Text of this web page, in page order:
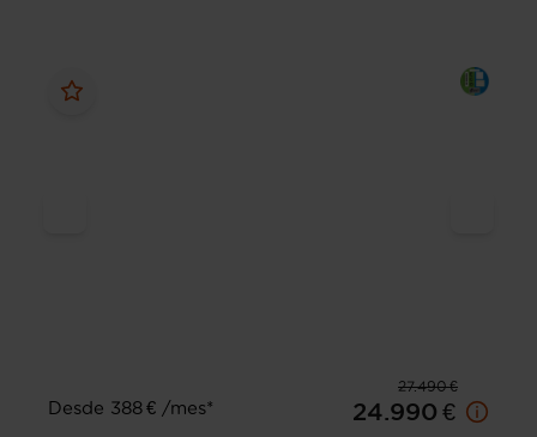
27.490 €
Desde 388 € /mes*
24.990 €